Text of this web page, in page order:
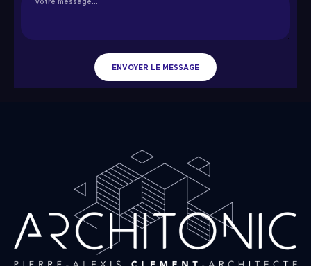
ENVOYER LE MESSAGE